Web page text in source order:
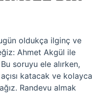
oldukça ilginç ve
Ahmet Akgül ile
soruyu ele alırken,
katacak ve kolayca
Randevu almak